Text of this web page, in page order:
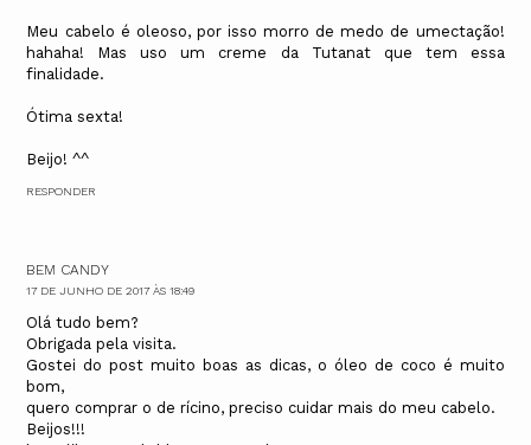
Meu cabelo é oleoso, por isso morro de medo de umectação!
hahaha! Mas uso um creme da Tutanat que tem essa
finalidade.
Ótima sexta!
Beijo! ^^
RESPONDER
BEM CANDY
17 DE JUNHO DE 2017 ÀS 18:49
Olá tudo bem?
Obrigada pela visita.
Gostei do post muito boas as dicas, o óleo de coco é muito
bom,
quero comprar o de rícino, preciso cuidar mais do meu cabelo.
Beijos!!!